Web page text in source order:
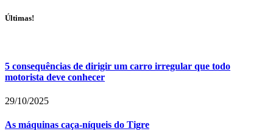
Últimas!
5 consequências de dirigir um carro irregular que todo
motorista deve conhecer
29/10/2025
As máquinas caça-níqueis do Tigre